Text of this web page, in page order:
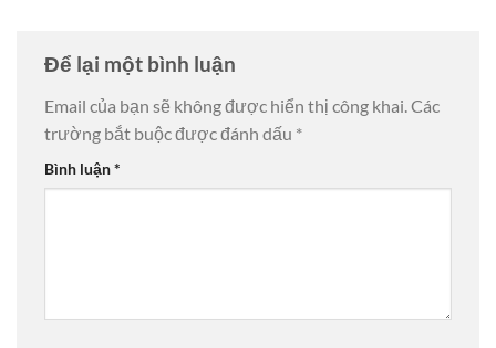
Để lại một bình luận
Email của bạn sẽ không được hiển thị công khai.Các
trường bắt buộc được đánh dấu *
Bình luận*